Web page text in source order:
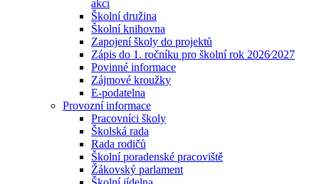
akcí
Školní družina
Školní knihovna
Zapojení školy do projektů
Zápis do 1. ročníku pro školní rok 2026⁄2027
Povinné informace
Zájmové kroužky
E-podatelna
Provozní informace
Pracovníci školy
Školská rada
Rada rodičů
Školní poradenské pracoviště
Žákovský parlament